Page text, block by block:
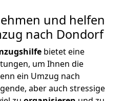
und helfen
nach Dondorf
bietet eine
um Ihnen die
ein Umzug nach
aber auch stressige